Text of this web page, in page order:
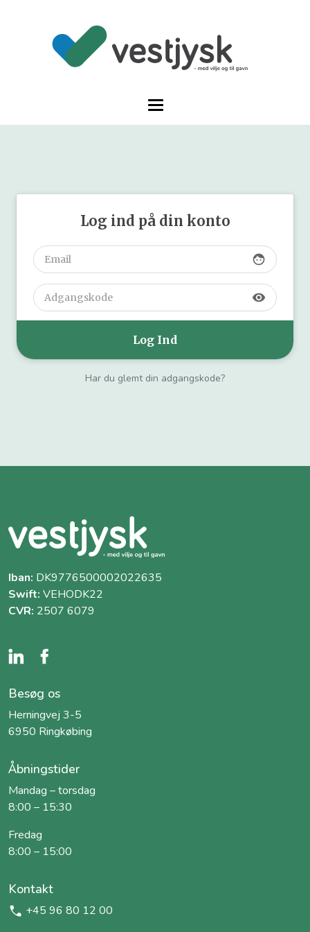
Log ind på din konto
face
visibility
Har du glemt din adgangskode?
Iban: DK9776500002022635
Swift: VEHODK22
CVR: 2507 6079
Besøg os
Herningvej 3-5
6950 Ringkøbing
Åbningstider
Mandag – torsdag
8:00 – 15:30
Fredag
8:00 – 15:00
Kontakt
+45 96 80 12 00